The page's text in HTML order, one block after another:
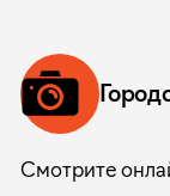
Смотрите